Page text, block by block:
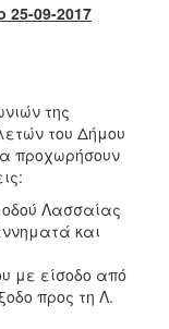
25-09-2017
της
του Δήμου
προχωρήσουν
Λασσαίας
και
με είσοδο από
προς τη Λ.